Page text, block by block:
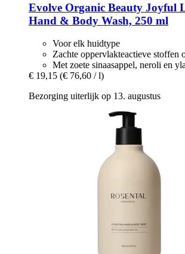
Evolve Organic Beauty Joyful
Hand & Body Wash, 250 ml
Voor elk huidtype
Zachte oppervlakteactieve stoffen
Met zoete sinaasappel, neroli en
€ 19,15 (€ 76,60 / l)
Bezorging uiterlijk op 13. augustus